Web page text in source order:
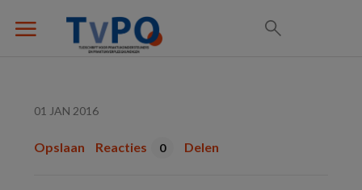
01 JAN 2016
Opslaan Reacties 0 Delen